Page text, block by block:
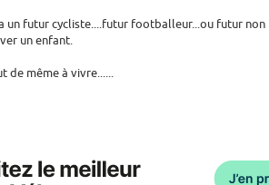
un futur cycliste....futur footballeur...ou futur
un enfant.
de même à vivre......